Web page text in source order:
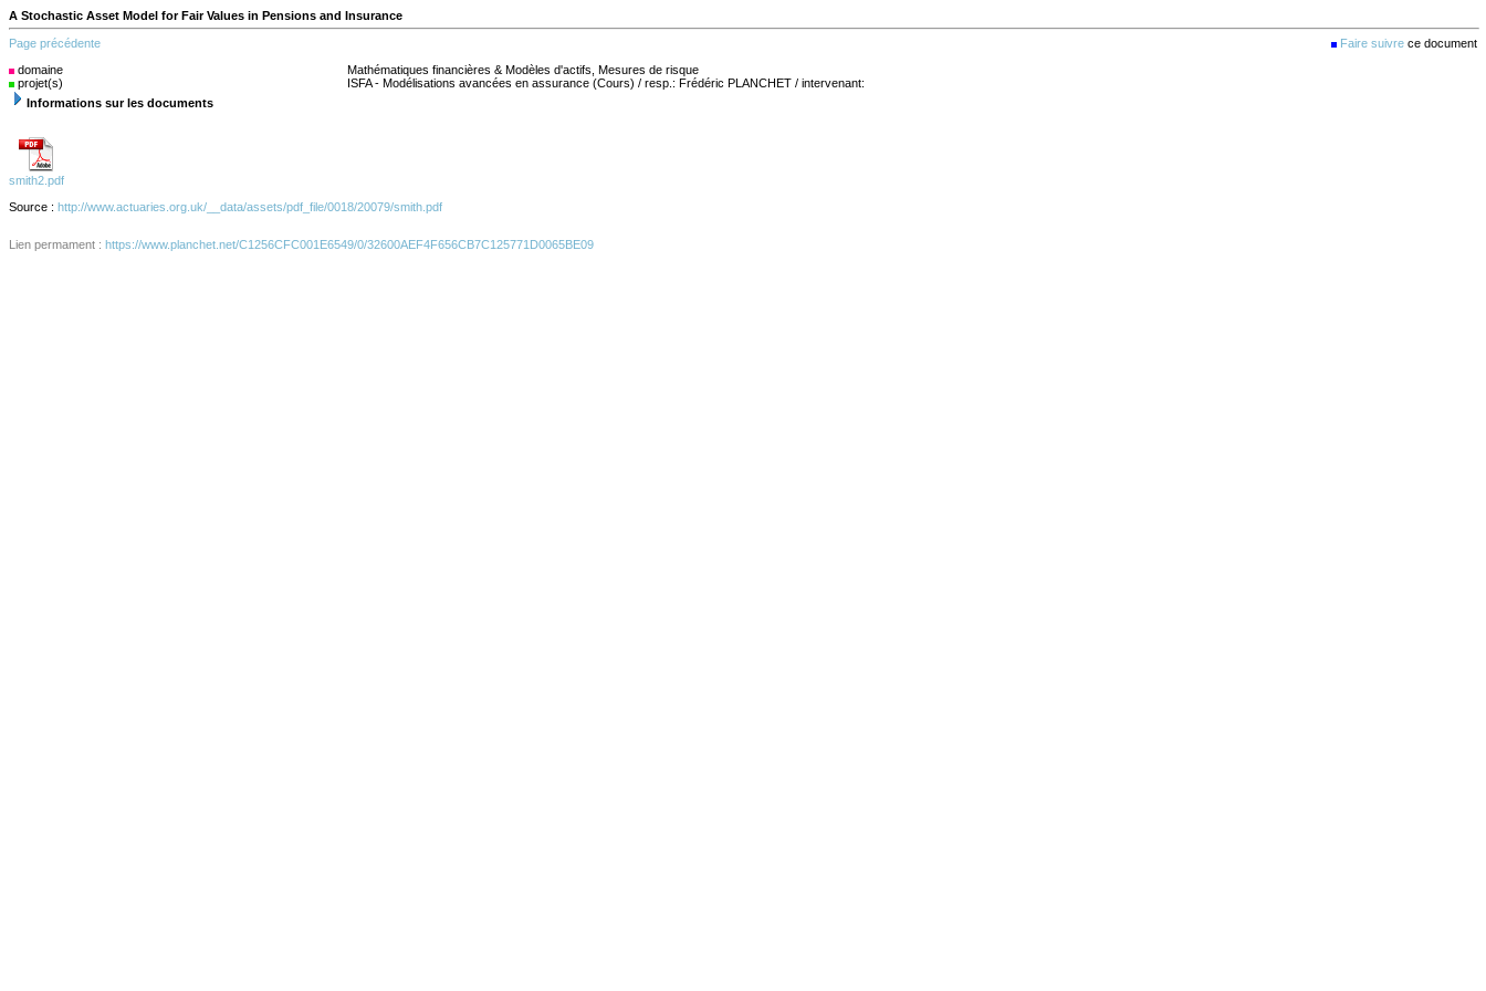
A Stochastic Asset Model for Fair Values in Pensions and Insurance
Page précédente Faire suivre ce document
domaine
Mathématiques financières & Modèles d'actifs, Mesures de risque
projet(s)
ISFA - Modélisations avancées en assurance (Cours) / resp.: Frédéric PLANCHET / intervenant:
Informations sur les documents
smith2.pdf
Source : http://www.actuaries.org.uk/__data/assets/pdf_file/0018/20079/smith.pdf
Lien permament : https://www.planchet.net/C1256CFC001E6549/0/32600AEF4F656CB7C125771D0065BE09